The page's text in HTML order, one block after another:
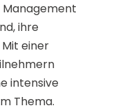
ihre
einer
intensive
Thema.